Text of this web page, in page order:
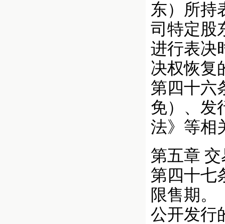
东）所持
司特定股
进行表决
决权恢复
第四十六
免）、发
法》等相
第五章
第四十七
限售期。
公开发行